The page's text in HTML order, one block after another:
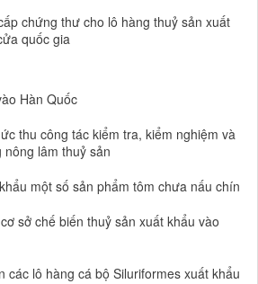
chứng thư cho lô hàng thuỷ sản xuất
quốc gia
Hàn Quốc
thu công tác kiểm tra, kiểm nghiệm và
lâm thuỷ sản
một số sản phẩm tôm chưa nấu chín
sở chế biến thuỷ sản xuất khẩu vào
các lô hàng cá bộ Siluriformes xuất khẩu